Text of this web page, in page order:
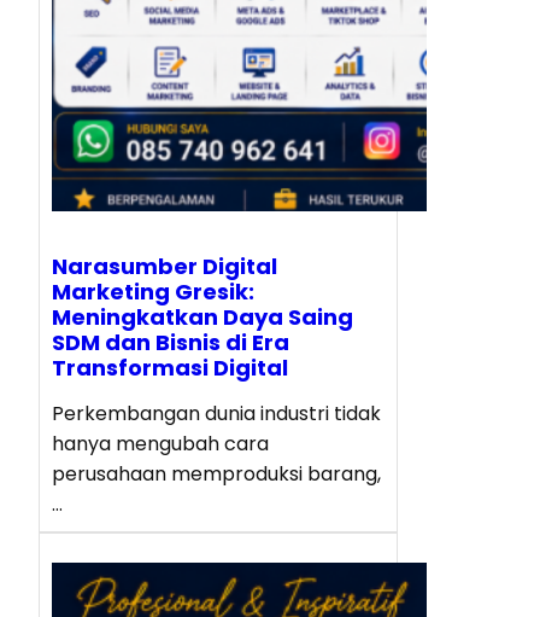
Narasumber Digital
Marketing Gresik:
Meningkatkan Daya Saing
SDM dan Bisnis di Era
Transformasi Digital
Perkembangan dunia industri tidak
hanya mengubah cara
perusahaan memproduksi barang,
…